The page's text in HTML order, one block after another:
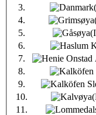
3.
4.
5.
6.
7.
8.
9.
10.
11.